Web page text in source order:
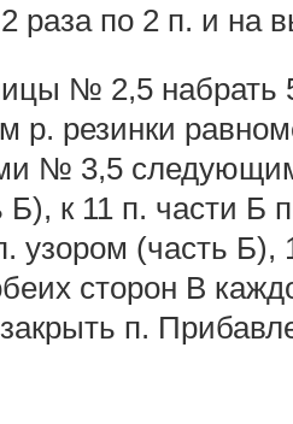
раза по 2 п. и на
№ 2,5 набрать
р. резинки
№ 3,5
Б), к 11 п. части Б
узором (часть Б),
сторон В
п.